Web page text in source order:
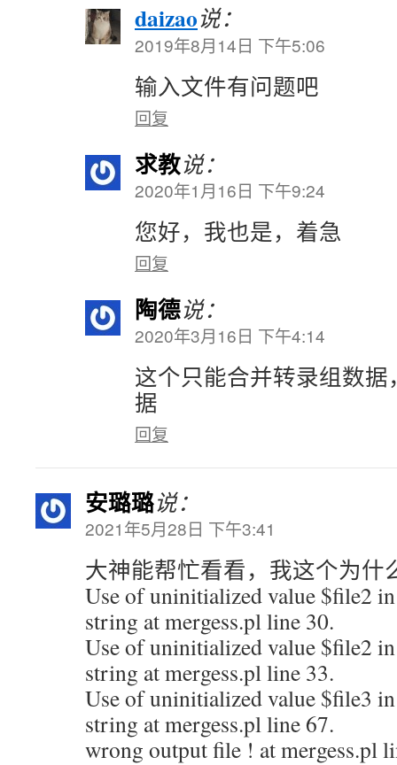
daizao说：
2019年8月14日 下午5:06
输入文件有问题吧
回复
求教说：
2020年1月16日 下午9:24
您好，我也是，着急
回复
陶德说：
2020年3月16日 下午4:14
这个只能合并转录组数
据
回复
安璐璐说：
2021年5月28日 下午3:41
大神能帮忙看看，我这个为什
Use of uninitialized value $file2
string at mergess.pl line 30.
Use of uninitialized value $file2
string at mergess.pl line 33.
Use of uninitialized value $file3
string at mergess.pl line 67.
wrong output file ! at mergess.pl